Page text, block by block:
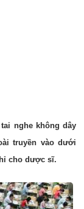
nghe không dây
truyền vào dưới
cho dược sĩ.